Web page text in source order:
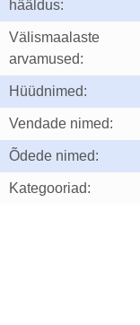
hääldus:
Välismaalaste
arvamused:
Hüüdnimed:
Vendade nimed:
Õdede nimed:
Kategooriad: